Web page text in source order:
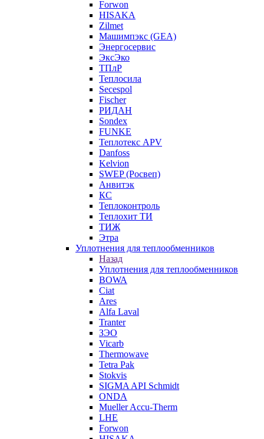
Forwon
HISAKA
Zilmet
Машимпэкс (GEA)
Энергосервис
ЭксЭко
ТПлР
Теплосила
Secespol
Fischer
РИДАН
Sondex
FUNKE
Теплотекс APV
Danfoss
Kelvion
SWEP (Росвеп)
Анвитэк
КС
Теплоконтроль
Теплохит ТИ
ТИЖ
Этра
Уплотнения для теплообменников
Назад
Уплотнения для теплообменников
BOWA
Ciat
Ares
Alfa Laval
Tranter
ЗЭО
Vicarb
Thermowave
Tetra Pak
Stokvis
SIGMA API Schmidt
ONDA
Mueller Accu-Therm
LHE
Forwon